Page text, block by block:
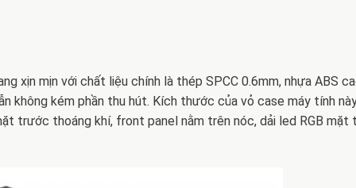
xịn mịn với chất liệu chính là thép SPCC 0.6mm, nhựa ABS
không kém phần thu hút. Kích thước của vỏ case máy tính
trước thoáng khí, front panel nằm trên nóc, dải led RGB mặt